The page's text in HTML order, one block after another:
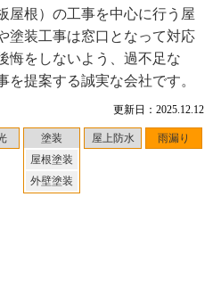
更新日：2025.12.12
塗装
屋根塗装
外壁塗装
屋上防水 雨漏り
屋根）の工事を中心に行う屋
塗装工事は窓口となって対応
悔をしないよう、過不足な
を提案する誠実な会社です。